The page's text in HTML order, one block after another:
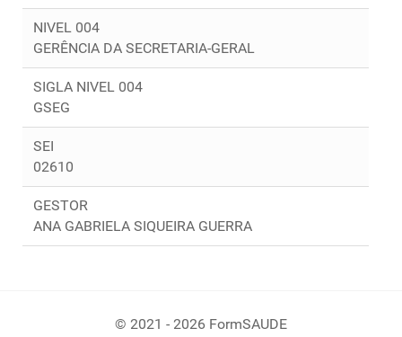
NIVEL 004
GERÊNCIA DA SECRETARIA-GERAL
SIGLA NIVEL 004
GSEG
SEI
02610
GESTOR
ANA GABRIELA SIQUEIRA GUERRA
© 2021 - 2026 FormSAUDE